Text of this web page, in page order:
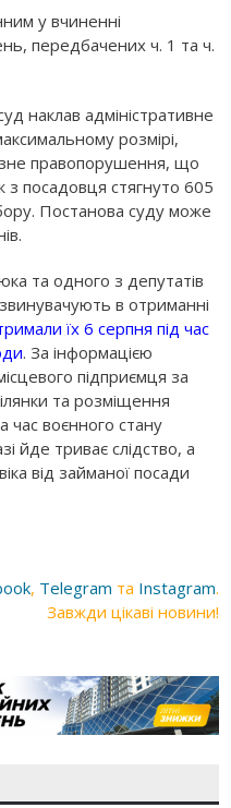
у вчиненні
передбачених ч. 1 та ч.
наклав адміністративне
розмірі,
правопорушення, що
посадовця стягнуто 605
Постанова суду може
та одного з депутатів
в отриманні
їх 6 серпня під час
. За інформацією
підприємця за
та розміщення
час воєнного стану
йде триває слідство, а
від займаної посади
, Telegram та Instagram.
Завжди цікаві новини!